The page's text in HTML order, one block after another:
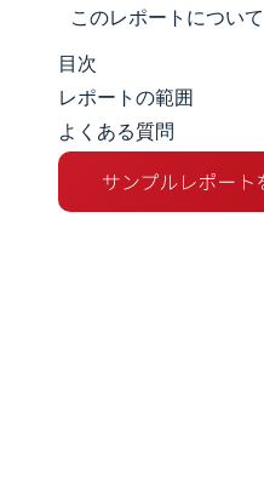
このレポートについて
マーケットスナッ
市場概要
主な市場動向
目次
レポートの範囲
よくある質問